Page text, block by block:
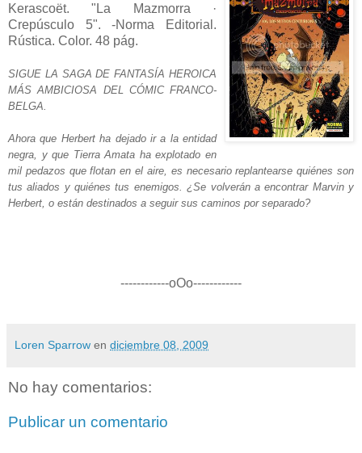
Kerascoët. "La Mazmorra ·
Crepúsculo 5". -Norma Editorial.
Rústica. Color. 48 pág.
SIGUE LA SAGA DE FANTASÍA HEROICA
MÁS AMBICIOSA DEL CÓMIC FRANCO-
BELGA.
Ahora que Herbert ha dejado ir a la entidad
negra, y que Tierra Amata ha explotado en
mil pedazos que flotan en el aire, es necesario replantearse quiénes son
tus aliados y quiénes tus enemigos. ¿Se volverán a encontrar Marvin y
Herbert, o están destinados a seguir sus caminos por separado?
------------oOo------------
Loren Sparrow en diciembre 08, 2009
No hay comentarios:
Publicar un comentario